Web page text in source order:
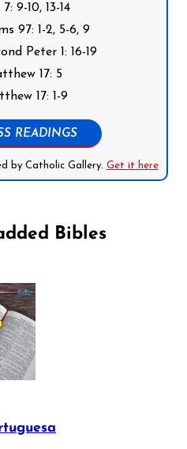
9-10, 13-14
97: 1-2, 5-6, 9
Peter 1: 16-19
17: 5
17: 1-9
READINGS
by Catholic Gallery. Get it here
Bibles